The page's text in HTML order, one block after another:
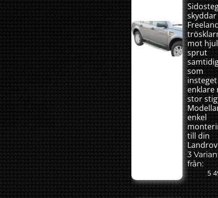
skyddar
mot hjul
sprut
som
enklare
stor
enkel
till din
3
från:
5